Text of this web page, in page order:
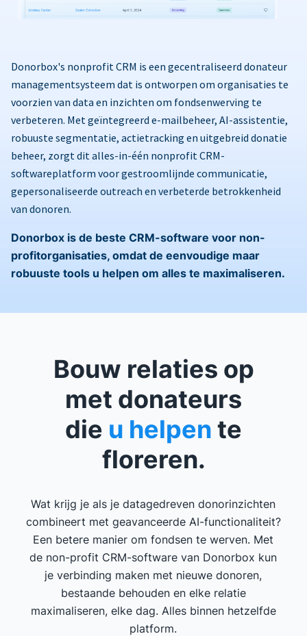
Donorbox's nonprofit CRM is een gecentraliseerd donateur
managementsysteem dat is ontworpen om organisaties te
voorzien van data en inzichten om fondsenwerving te
verbeteren. Met geïntegreerd e-mailbeheer, AI-assistentie,
robuuste segmentatie, actietracking en uitgebreid donatie
beheer, zorgt dit alles-in-één nonprofit CRM-
softwareplatform voor gestroomlijnde communicatie,
gepersonaliseerde outreach en verbeterde betrokkenheid
van donoren.
Donorbox is de beste CRM-software voor non-
profitorganisaties, omdat de eenvoudige maar
robuuste tools u helpen om alles te maximaliseren.
Bouw relaties op
met donateurs
die u helpen te
floreren.
Wat krijg je als je datagedreven donorinzichten
combineert met geavanceerde AI-functionaliteit?
Een betere manier om fondsen te werven. Met
de non-profit CRM-software van Donorbox kun
je verbinding maken met nieuwe donoren,
bestaande behouden en elke relatie
maximaliseren, elke dag. Alles binnen hetzelfde
platform.